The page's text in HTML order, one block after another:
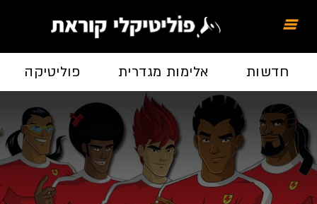
חדשות אלימות מגדרית פוליטיקה